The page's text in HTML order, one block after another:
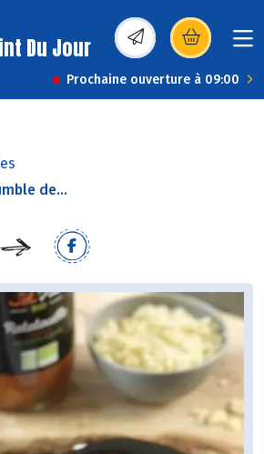
Du Jour (s’ouvre dans une
Prochaine ouverture à 09:00
de...